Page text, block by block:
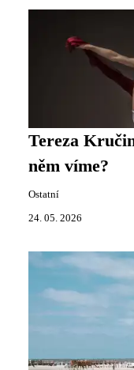
Tereza
něm víme?
Ostatní
24. 05. 2026